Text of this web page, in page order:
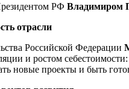
РФ Владимиром
отрасли
Российской Федерации
и ростом
новые проекты и быть